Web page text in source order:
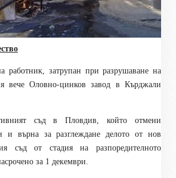
работник, затрупан при разрушаване на
вече Оловно-цинков завод в Кърджали
съд в Пловдив, който отмени
и върна за разглеждане делото от нов
съд от стадия на разпоредителното
за 1 декември.